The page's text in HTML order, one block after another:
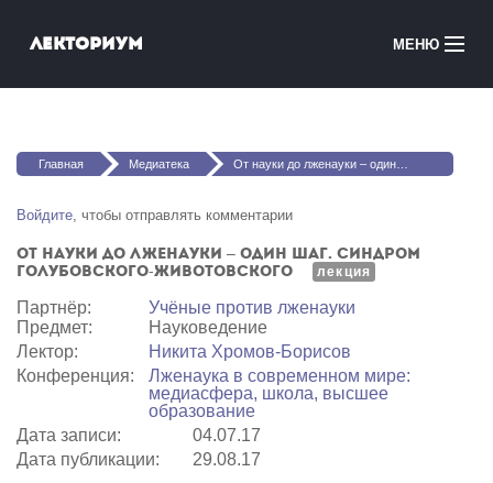
Лекториум МЕНЮ
Медиатека
Courses in English
Вы здесь
Главная Медиатека От науки до лженауки – один шаг. Синдром Голубовского-Животовского
Войдите, чтобы отправлять комментарии
От науки до лженауки – один шаг. Синдром
Голубовского-Животовского
лекция
Партнёр:
Учёные против лженауки
Предмет:
Науковедение
Лектор:
Никита Хромов-Борисов
Конференция:
Лженаука в современном мире:
медиасфера, школа, высшее
образование
Дата записи:
04.07.17
Дата публикации:
29.08.17